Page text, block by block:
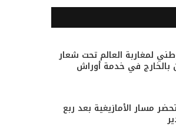
ت
ي
و
س
ت
ق
k
T
o
ت
س
ا
لمغاربة العالم تحت شعار
بالخارج في خدمة أوراش
مسار الأمازيغية بعد ربع